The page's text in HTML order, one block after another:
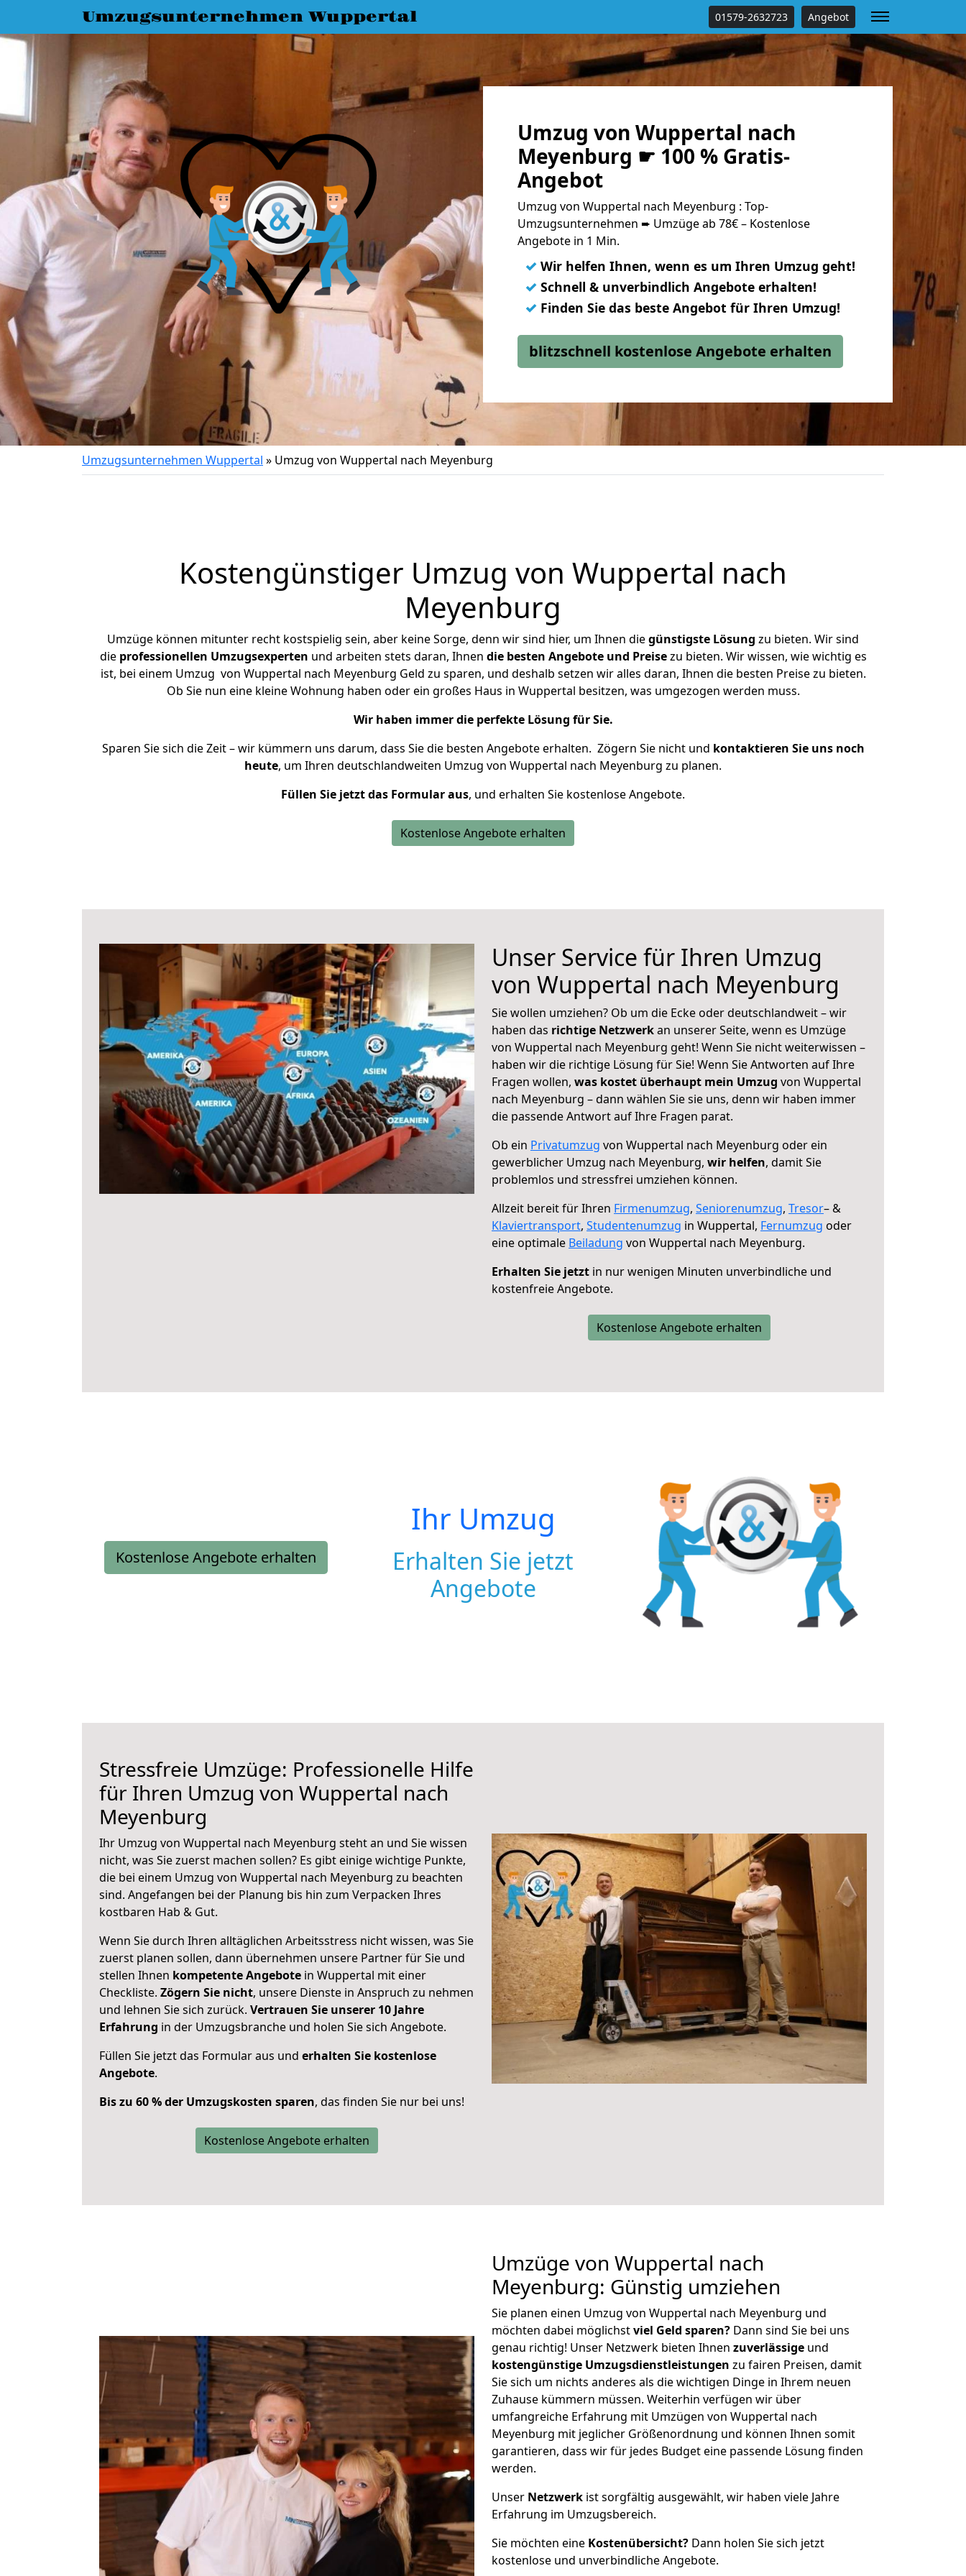
Umzugsunternehmen Wuppertal 01579-2632723 Angebot
Umzug von Wuppertal nach
Meyenburg ☛ 100 % Gratis-
Angebot
Umzug von Wuppertal nach Meyenburg : Top-
Umzugsunternehmen ➨ Umzüge ab 78€ – Kostenlose
Angebote in 1 Min.
✓ Wir helfen Ihnen, wenn es um Ihren Umzug geht!
✓ Schnell & unverbindlich Angebote erhalten!
✓ Finden Sie das beste Angebot für Ihren Umzug!
blitzschnell kostenlose Angebote erhalten
Umzugsunternehmen Wuppertal » Umzug von Wuppertal nach Meyenburg
Kostengünstiger Umzug von Wuppertal nach
Meyenburg
Umzüge können mitunter recht kostspielig sein, aber keine Sorge, denn wir sind hier, um Ihnen diegünstigste Lösung zu bieten. Wir sind
die professionellen Umzugsexperten und arbeiten stets daran, Ihnen die besten Angebote und Preisezu bieten. Wir wissen, wie wichtig es
ist, bei einem Umzug von Wuppertal nach Meyenburg Geld zu sparen, und deshalb setzen wir alles daran, Ihnen die besten Preise zu bieten.
Ob Sie nun eine kleine Wohnung haben oder ein großes Haus in Wuppertal besitzen, was umgezogen werden muss.
Wir haben immer die perfekte Lösung für Sie.
Sparen Sie sich die Zeit – wir kümmern uns darum, dass Sie die besten Angebote erhalten. Zögern Sie nicht und kontaktieren Sie uns noch
heute, um Ihren deutschlandweiten Umzug von Wuppertal nach Meyenburg zu planen.
Füllen Sie jetzt das Formular aus, und erhalten Sie kostenlose Angebote.
Kostenlose Angebote erhalten
Unser Service für Ihren Umzug
von Wuppertal nach Meyenburg
Sie wollen umziehen? Ob um die Ecke oder deutschlandweit – wir
haben das richtige Netzwerkan unserer Seite, wenn es Umzüge
von Wuppertal nach Meyenburg geht! Wenn Sie nicht weiterwissen –
haben wir die richtige Lösung für Sie! Wenn Sie Antworten auf Ihre
Fragen wollen, was kostet überhaupt mein Umzug von Wuppertal
nach Meyenburg – dann wählen Sie sie uns, denn wir haben immer
die passende Antwort auf Ihre Fragen parat.
Ob ein Privatumzug von Wuppertal nach Meyenburg oder ein
gewerblicher Umzug nach Meyenburg, wir helfen, damit Sie
problemlos und stressfrei umziehen können.
Allzeit bereit für Ihren Firmenumzug, Seniorenumzug, Tresor– &
Klaviertransport, Studentenumzug in Wuppertal, Fernumzug oder
eine optimale Beiladung von Wuppertal nach Meyenburg.
Erhalten Sie jetzt in nur wenigen Minuten unverbindliche und
kostenfreie Angebote.
Kostenlose Angebote erhalten
Kostenlose Angebote erhalten
Ihr Umzug
Erhalten Sie jetzt
Angebote
Stressfreie Umzüge: Professionelle Hilfe
für Ihren Umzug von Wuppertal nach
Meyenburg
Ihr Umzug von Wuppertal nach Meyenburg steht an und Sie wissen
nicht, was Sie zuerst machen sollen? Es gibt einige wichtige Punkte,
die bei einem Umzug von Wuppertal nach Meyenburg zu beachten
sind. Angefangen bei der Planung bis hin zum Verpacken Ihres
kostbaren Hab & Gut.
Wenn Sie durch Ihren alltäglichen Arbeitsstress nicht wissen, was Sie
zuerst planen sollen, dann übernehmen unsere Partner für Sie und
stellen Ihnen kompetente Angebote in Wuppertal mit einer
Checkliste. Zögern Sie nicht, unsere Dienste in Anspruch zu nehmen
und lehnen Sie sich zurück. Vertrauen Sie unserer 10 Jahre
Erfahrung in der Umzugsbranche und holen Sie sich Angebote.
Füllen Sie jetzt das Formular aus und erhalten Sie kostenlose
Angebote.
Bis zu 60 % der Umzugskosten sparen, das finden Sie nur bei uns!
Kostenlose Angebote erhalten
Umzüge von Wuppertal nach
Meyenburg: Günstig umziehen
Sie planen einen Umzug von Wuppertal nach Meyenburg und
möchten dabei möglichstviel Geld sparen? Dann sind Sie bei uns
genau richtig! Unser Netzwerk bieten Ihnen zuverlässige und
kostengünstige Umzugsdienstleistungen zu fairen Preisen, damit
Sie sich um nichts anderes als die wichtigen Dinge in Ihrem neuen
Zuhause kümmern müssen. Weiterhin verfügen wir über
umfangreiche Erfahrung mit Umzügen von Wuppertal nach
Meyenburg mit jeglicher Größenordnung und können Ihnen somit
garantieren, dass wir für jedes Budget eine passende Lösung finden
werden.
Unser Netzwerk ist sorgfältig ausgewählt, wir haben viele Jahre
Erfahrung im Umzugsbereich.
Sie möchten eine Kostenübersicht? Dann holen Sie sich jetzt
kostenlose und unverbindliche Angebote.